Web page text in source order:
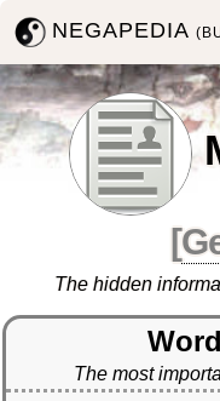
NEGAPEDIA
[
The hidden
The most